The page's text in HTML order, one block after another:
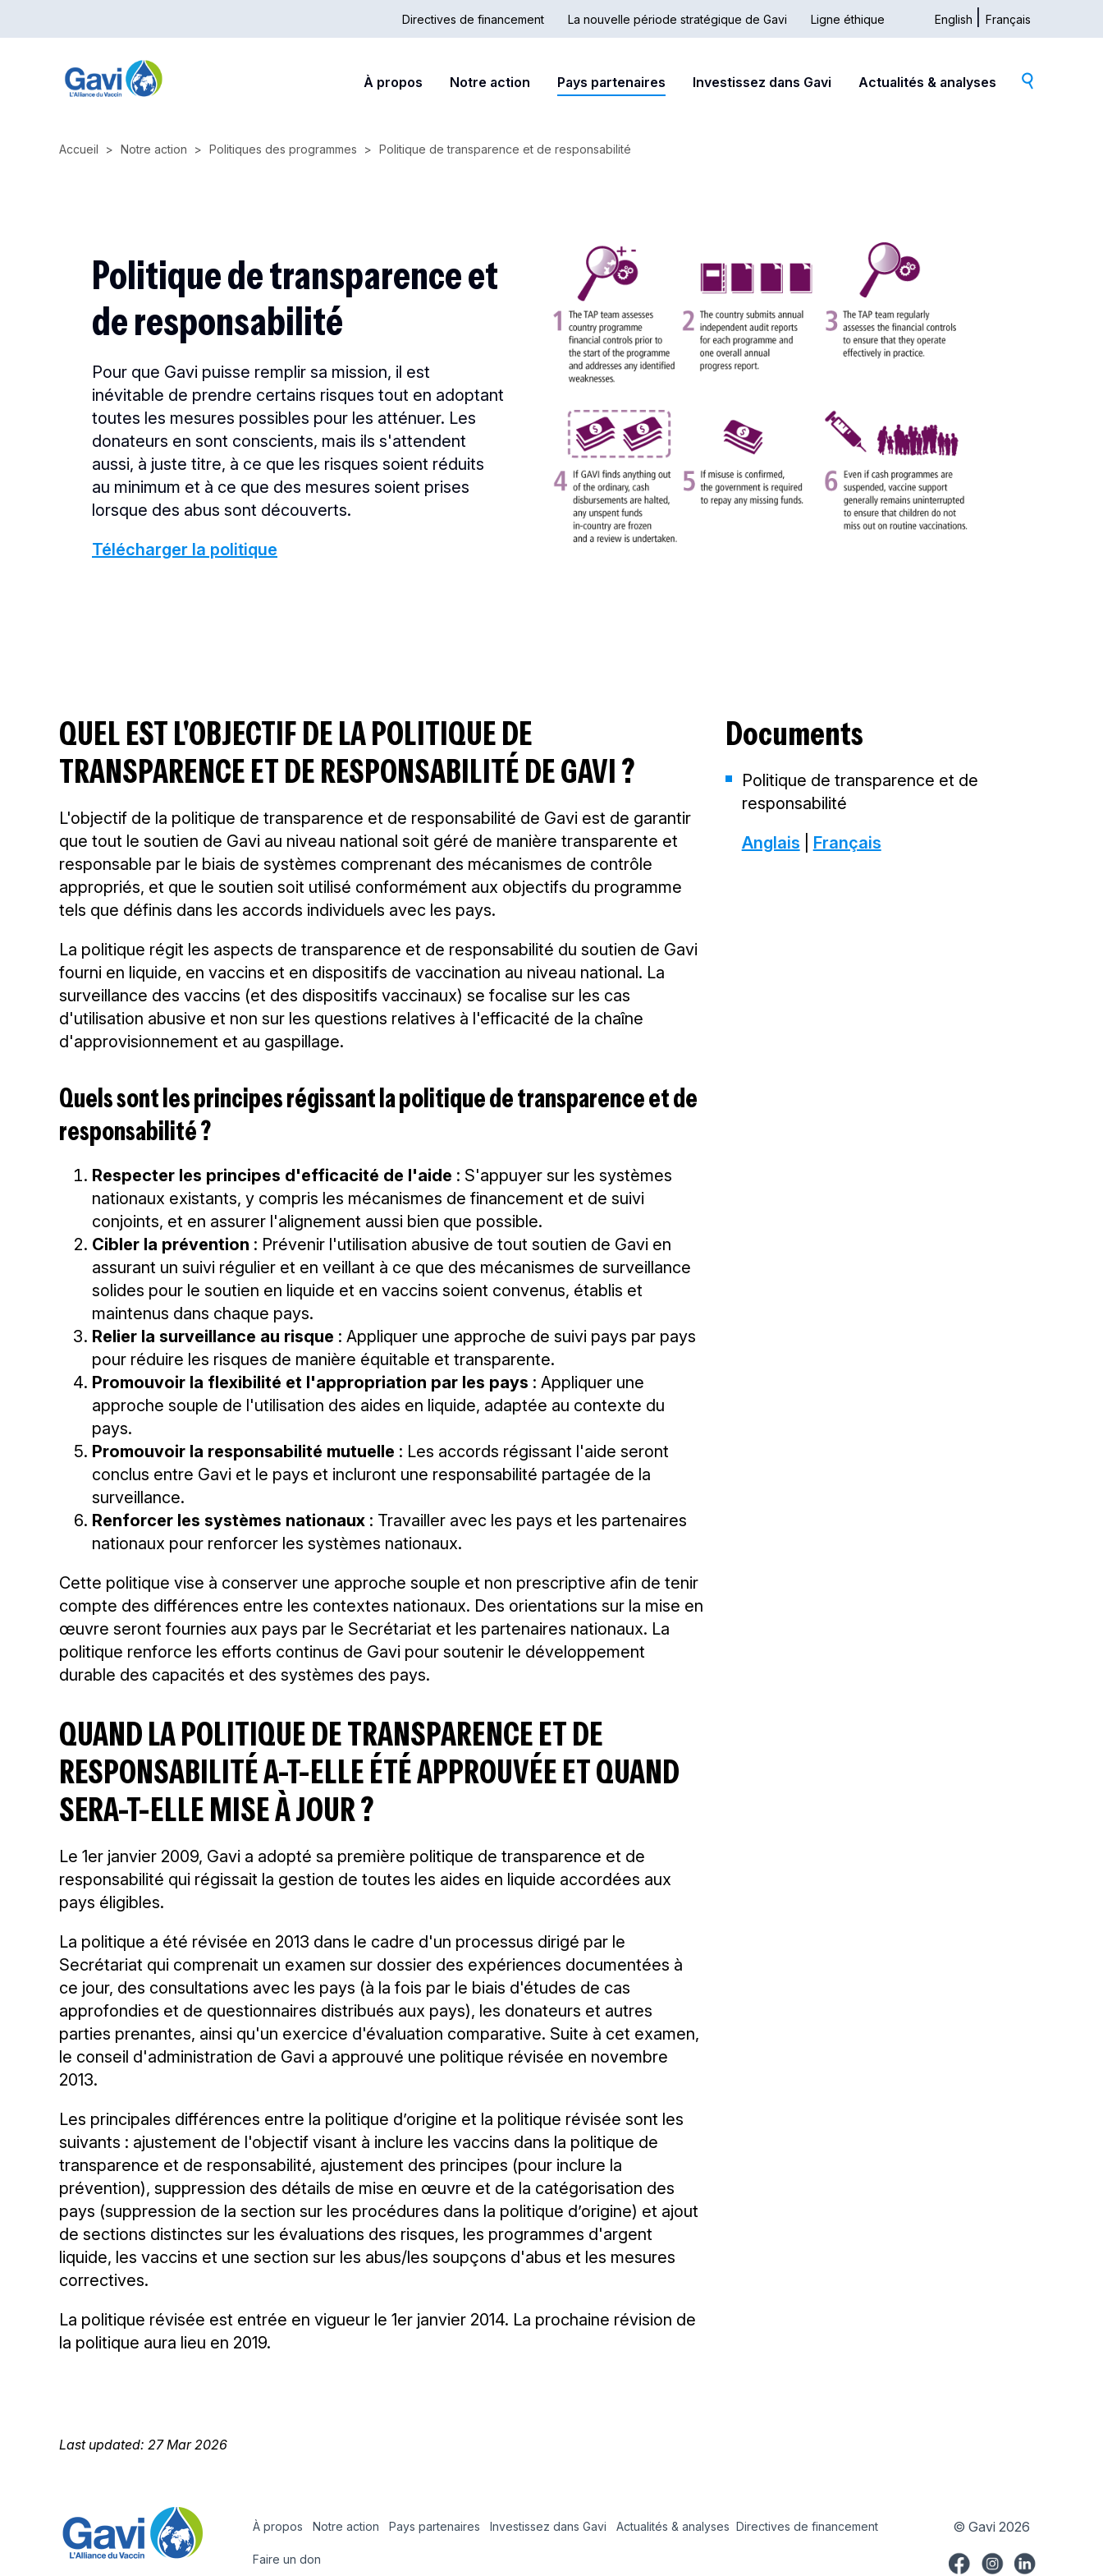
to
Hub
Directives de financement
nav
La nouvelle période stratégique de Gavi Ligne éthique English Français
Main
navigation
À propos Notre action Pays partenaires Investissez dans Gavi Actualités & analyses
Accueil Notre action Politiques des programmes Politique de transparence et de responsabilité
Politique de transparence et
de responsabilité
Pour que Gavi puisse remplir sa mission, il est
inévitable de prendre certains risques tout en adoptant
toutes les mesures possibles pour les atténuer. Les
donateurs en sont conscients, mais ils s'attendent
aussi, à juste titre, à ce que les risques soient réduits
au minimum et à ce que des mesures soient prises
lorsque des abus sont découverts.
Télécharger la politique
QUEL EST L'OBJECTIF DE LA POLITIQUE DE
TRANSPARENCE ET DE RESPONSABILITÉ DE GAVI ?
L'objectif de la politique de transparence et de responsabilité de Gavi est de garantir
que tout le soutien de Gavi au niveau national soit géré de manière transparente et
responsable par le biais de systèmes comprenant des mécanismes de contrôle
appropriés, et que le soutien soit utilisé conformément aux objectifs du programme
tels que définis dans les accords individuels avec les pays.
La politique régit les aspects de transparence et de responsabilité du soutien de Gavi
fourni en liquide, en vaccins et en dispositifs de vaccination au niveau national. La
surveillance des vaccins (et des dispositifs vaccinaux) se focalise sur les cas
d'utilisation abusive et non sur les questions relatives à l'efficacité de la chaîne
d'approvisionnement et au gaspillage.
Quels sont les principes régissant la politique de transparence et de
responsabilité ?
Respecter les principes d'efficacité de l'aide : S'appuyer sur les systèmes
nationaux existants, y compris les mécanismes de financement et de suivi
conjoints, et en assurer l'alignement aussi bien que possible.
Cibler la prévention : Prévenir l'utilisation abusive de tout soutien de Gavi en
assurant un suivi régulier et en veillant à ce que des mécanismes de surveillance
solides pour le soutien en liquide et en vaccins soient convenus, établis et
maintenus dans chaque pays.
Relier la surveillance au risque : Appliquer une approche de suivi pays par pays
pour réduire les risques de manière équitable et transparente.
Promouvoir la flexibilité et l'appropriation par les pays : Appliquer une
approche souple de l'utilisation des aides en liquide, adaptée au contexte du
pays.
Promouvoir la responsabilité mutuelle : Les accords régissant l'aide seront
conclus entre Gavi et le pays et incluront une responsabilité partagée de la
surveillance.
Renforcer les systèmes nationaux : Travailler avec les pays et les partenaires
nationaux pour renforcer les systèmes nationaux.
Cette politique vise à conserver une approche souple et non prescriptive afin de tenir
compte des différences entre les contextes nationaux. Des orientations sur la mise en
œuvre seront fournies aux pays par le Secrétariat et les partenaires nationaux. La
politique renforce les efforts continus de Gavi pour soutenir le développement
durable des capacités et des systèmes des pays.
QUAND LA POLITIQUE DE TRANSPARENCE ET DE
RESPONSABILITÉ A-T-ELLE ÉTÉ APPROUVÉE ET QUAND
SERA-T-ELLE MISE À JOUR ?
Le 1er janvier 2009, Gavi a adopté sa première politique de transparence et de
responsabilité qui régissait la gestion de toutes les aides en liquide accordées aux
pays éligibles.
La politique a été révisée en 2013 dans le cadre d'un processus dirigé par le
Secrétariat qui comprenait un examen sur dossier des expériences documentées à
ce jour, des consultations avec les pays (à la fois par le biais d'études de cas
approfondies et de questionnaires distribués aux pays), les donateurs et autres
parties prenantes, ainsi qu'un exercice d'évaluation comparative. Suite à cet examen,
le conseil d'administration de Gavi a approuvé une politique révisée en novembre
2013.
Les principales différences entre la politique d’origine et la politique révisée sont les
suivants : ajustement de l'objectif visant à inclure les vaccins dans la politique de
transparence et de responsabilité, ajustement des principes (pour inclure la
prévention), suppression des détails de mise en œuvre et de la catégorisation des
pays (suppression de la section sur les procédures dans la politique d’origine) et ajout
de sections distinctes sur les évaluations des risques, les programmes d'argent
liquide, les vaccins et une section sur les abus/les soupçons d'abus et les mesures
correctives.
La politique révisée est entrée en vigueur le 1er janvier 2014. La prochaine révision de
la politique aura lieu en 2019.
Documents
Politique de transparence et de
responsabilité
Anglais
Français
Last updated: 27 Mar 2026
Footer
À propos Notre action Pays partenaires Investissez dans Gavi Actualités & analyses Directives de financement
Faire un don
© Gavi 2026